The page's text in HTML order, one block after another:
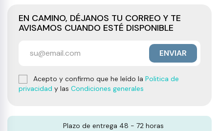
EN CAMINO, DÉJANOS TU CORREO Y TE
AVISAMOS CUANDO ESTÉ DISPONIBLE
ENVIAR
Acepto y confirmo que he leído la Politica de
privacidad y las Condiciones generales
Plazo de entrega 48 - 72 horas